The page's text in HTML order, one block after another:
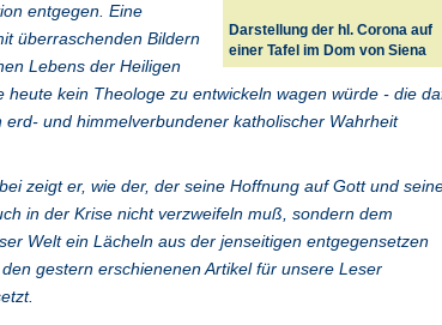
Darstellung der hl. Corona auf
einer Tafel im Dom von Siena
entgegen. Eine
überraschenden Bildern
Lebens der Heiligen
heute kein Theologe zu entwickeln wagen würde - die
erd- und himmelverbundener katholischer Wahrheit
zeigt er, wie der, der seine Hoffnung auf Gott und
in der Krise nicht verzweifeln muß, sondern dem
Welt ein Lächeln aus der jenseitigen entgegensetzen
gestern erschienenen Artikel für unsere Leser